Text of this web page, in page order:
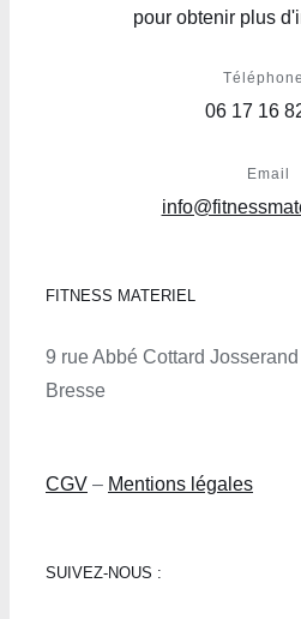
pour obtenir plus
06 17 16
Email
FITNESS MATERIEL
9 rue Abbé Cottard
Bresse
CGV – Mentions légales
SUIVEZ-NOUS :